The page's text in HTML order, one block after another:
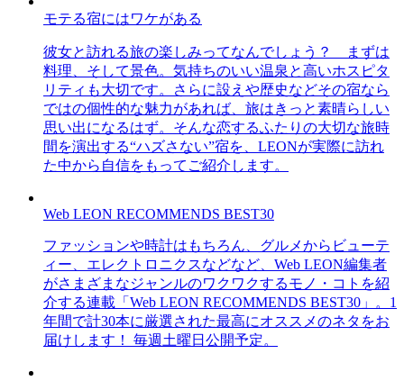
モテる宿にはワケがある
彼女と訪れる旅の楽しみってなんでしょう？ まずは
料理、そして景色。気持ちのいい温泉と高いホスピタ
リティも大切です。さらに設えや歴史などその宿なら
ではの個性的な魅力があれば、旅はきっと素晴らしい
思い出になるはず。そんな恋するふたりの大切な旅時
間を演出する“ハズさない”宿を、LEONが実際に訪れ
た中から自信をもってご紹介します。
Web LEON RECOMMENDS BEST30
ファッションや時計はもちろん、グルメからビューテ
ィー、エレクトロニクスなどなど、Web LEON編集者
がさまざまなジャンルのワクワクするモノ・コトを紹
介する連載「Web LEON RECOMMENDS BEST30」。1
年間で計30本に厳選された最高にオススメのネタをお
届けします！ 毎週土曜日公開予定。